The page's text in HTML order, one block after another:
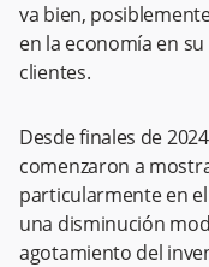
va bien,
en la economía en
clientes.
Desde finales de
comenzaron a
particularmente en
una disminución
agotamiento del